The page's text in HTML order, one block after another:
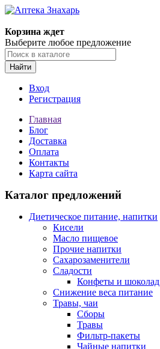
Корзина ждет
Выберите любое предложение
Найти
Вход
Регистрация
Главная
Блог
Доставка
Оплата
Контакты
Карта сайта
Каталог предложений
Диетическое питание, напитки
Кисели
Масло пищевое
Прочие напитки
Сахарозаменители
Сладости
Конфеты и шоколад
Снижение веса питание
Травы, чаи
Сборы
Травы
Фильтр-пакеты
Чайные напитки